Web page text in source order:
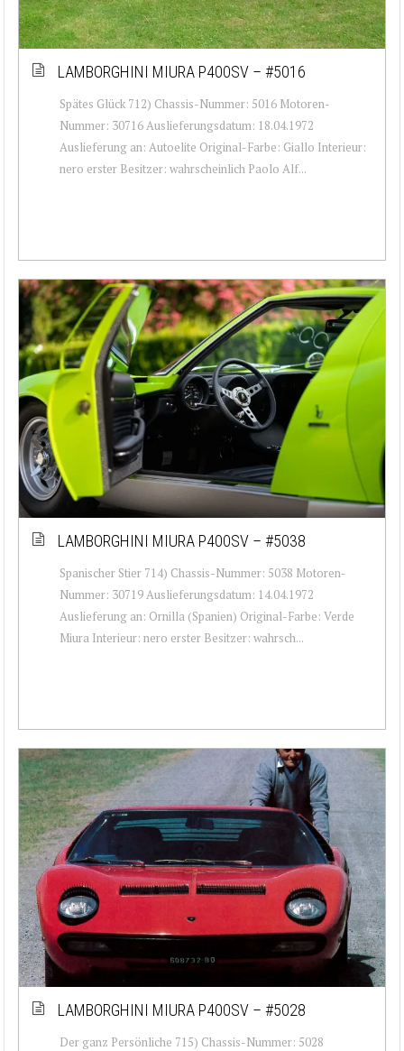
LAMBORGHINI MIURA P400SV – #5016
Spätes Glück 712) Chassis-Nummer: 5016 Motoren-
Nummer: 30716 Auslieferungsdatum: 18.04.1972
Auslieferung an: Autoelite Original-Farbe: Giallo Interieur:
nero erster Besitzer: wahrscheinlich Paolo Alf...
LAMBORGHINI MIURA P400SV – #5038
Spanischer Stier 714) Chassis-Nummer: 5038 Motoren-
Nummer: 30719 Auslieferungsdatum: 14.04.1972
Auslieferung an: Ornilla (Spanien) Original-Farbe: Verde
Miura Interieur: nero erster Besitzer: wahrsch...
LAMBORGHINI MIURA P400SV – #5028
Der ganz Persönliche 715) Chassis-Nummer: 5028